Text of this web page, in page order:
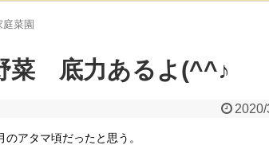
庭菜園
菜 底力あるよ(^^♪
のアタマ頃だったと思う。